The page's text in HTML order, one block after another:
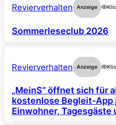
Revierverhalten Anzeige
Sommerleseclub 2026
Revierverhalten Anzeige
„MeinS“ öffnet sich für
kostenlose Begleit-App
Einwohner,